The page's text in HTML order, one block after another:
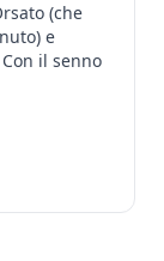
(che
e
il senno